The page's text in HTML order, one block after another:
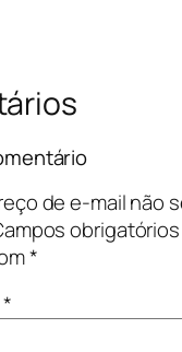
de e-mail não
*
*